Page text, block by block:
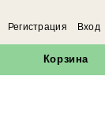
Регистрация Вход
Корзина